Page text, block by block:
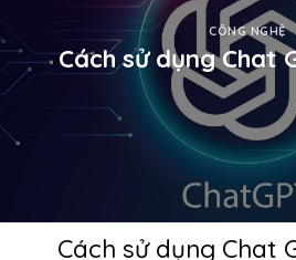
CÔNG NGHỆ
Cách sử dụng Chat
Cách sử dụng Chat